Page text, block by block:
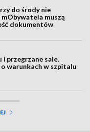
do środy nie
muszą
dokumentów
i przegrzane sale.
warunkach w szpitalu